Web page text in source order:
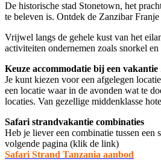
De historische stad Stonetown, het
te beleven is. Ontdek de Zanzibar
Vrijwel langs de gehele kust van het
activiteiten ondernemen zoals snorkel
Keuze accommodatie bij een
Je kunt kiezen voor een afgelegen
een locatie waar in de avonden wat te
locaties. Van gezellige middenklasse
Safari strandvakantie combinaties
Heb je liever een combinatie tussen
volgende pagina (klik de link)
Safari Strand Tanzania aanbod